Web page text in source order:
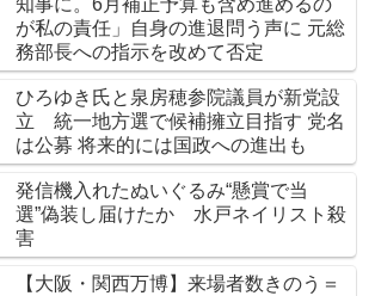
知事に。6月補正予算も含め進めるの
が私の責任」自身の進退問う声に 元総
務部長への指示を改めて否定
ひろゆき氏と泉房穂参院議員が新党設
立 統一地方選で候補擁立目指す 党名
は公募 将来的には国政への進出も
発信機入れたぬいぐるみ“懸賞で当
選”偽装し届けたか 水戸ネイリスト殺
害
【大阪・関西万博】来場者数きのう＝